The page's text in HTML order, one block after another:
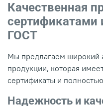
Качественная
сертификатами
ГОСТ
Мы предлагаем широкий
продукции, которая
сертификаты и
Надежность и